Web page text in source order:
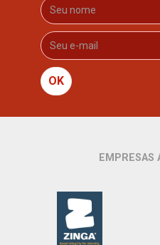
OK
EMPRESAS